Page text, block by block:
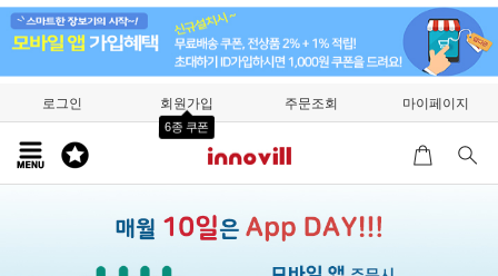
로그인 회원가입
6종 쿠폰
주문조회 마이페이지